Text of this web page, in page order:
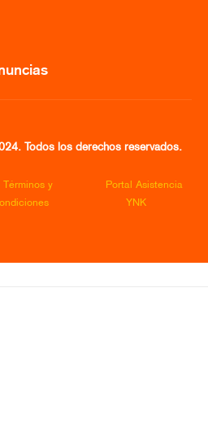
Todos los derechos reservados.
Términos y
Portal Asistencia
YNK